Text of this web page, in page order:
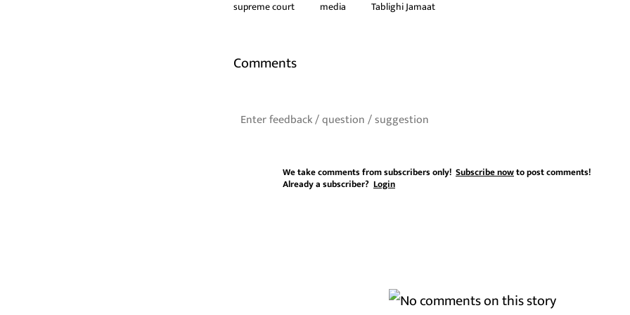
supreme court media Tablighi Jamaat
Comments
We take comments from subscribers only! Subscribe nowto post comments!
Already a subscriber? Login